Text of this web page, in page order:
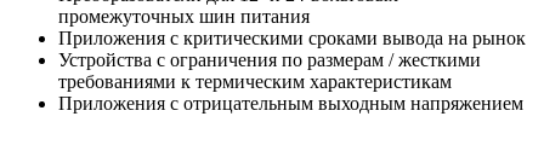
промежуточных шин питания
Приложения с критическими сроками вывода на рынок
Устройства с ограничения по размерам / жесткими
требованиями к термическим характеристикам
Приложения с отрицательным выходным напряжением